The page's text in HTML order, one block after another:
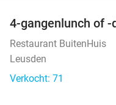
4-gangenlunch of
Restaurant BuitenHuis
Leusden
Verkocht: 71